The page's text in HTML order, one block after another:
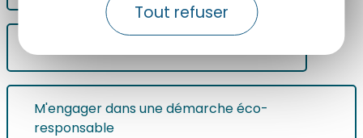
Tout refuser
M'engager dans une démarche éco-
responsable